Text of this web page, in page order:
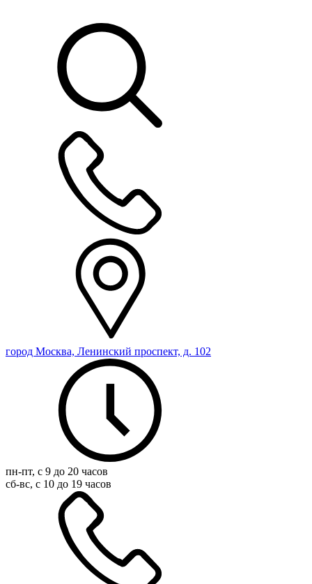
город Москва, Ленинский проспект, д. 102
пн-пт, с 9 до 20 часов
сб-вс, с 10 до 19 часов